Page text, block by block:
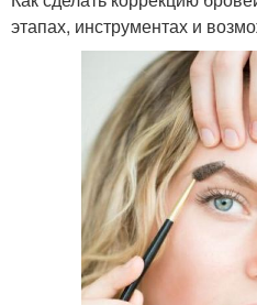
этапах, инструментах и